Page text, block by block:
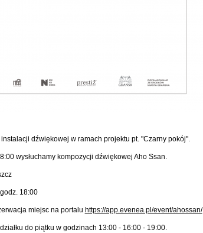
dźwiękowej w ramach projektu pt. "Czarny pokój".
wysłuchamy kompozycji dźwiękowej Aho Ssan.
18:00
miejsc na portalu https://app.evenea.pl/event/ahossan/
do piątku w godzinach 13:00 - 16:00 - 19:00.